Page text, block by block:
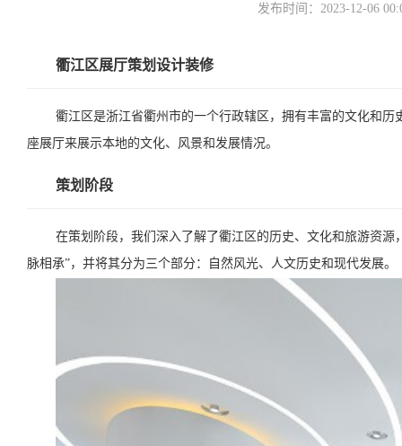
发布时间：2023-12-06
衢江区展厅策划设计装修
衢江区是浙江省衢州市的一个行政辖区，拥有丰富的文化和
座展厅来展示本地的文化、风景和发展情况。
策划阶段
在策划阶段，我们深入了解了衢江区的历史、文化和旅游资
脉相承”，并将其分为三个部分：自然风光、人文历史和现代发展。